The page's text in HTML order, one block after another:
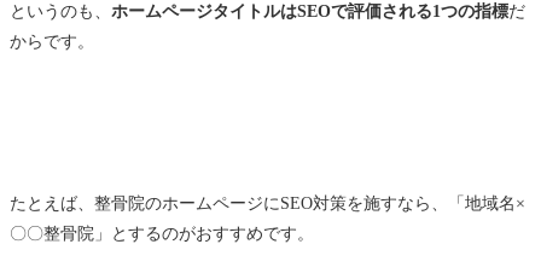
というのも、 ホームページタイトルはSEOで評価される1つの指標だ
からです。
たとえば、整骨院のホームページにSEO対策を施すなら、「地域名×
〇〇整骨院」とするのがおすすめです。